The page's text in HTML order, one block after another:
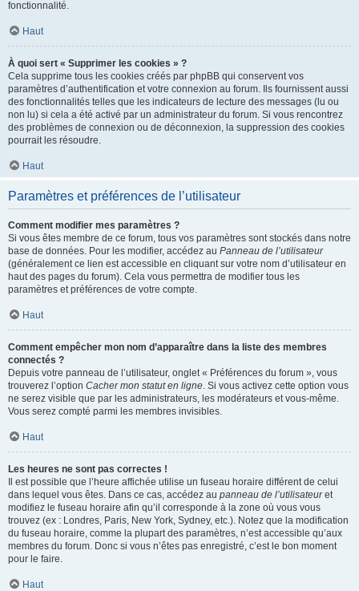
fonctionnalité.
Haut
À quoi sert « Supprimer les cookies » ?
Cela supprime tous les cookies créés par phpBB qui conservent vos
paramètres d’authentification et votre connexion au forum. Ils fournissent aussi
des fonctionnalités telles que les indicateurs de lecture des messages (lu ou
non lu) si cela a été activé par un administrateur du forum. Si vous rencontrez
des problèmes de connexion ou de déconnexion, la suppression des cookies
pourrait les résoudre.
Haut
Paramètres et préférences de l’utilisateur
Comment modifier mes paramètres ?
Si vous êtes membre de ce forum, tous vos paramètres sont stockés dans notre
base de données. Pour les modifier, accédez au Panneau de l’utilisateur
(généralement ce lien est accessible en cliquant sur votre nom d’utilisateur en
haut des pages du forum). Cela vous permettra de modifier tous les
paramètres et préférences de votre compte.
Haut
Comment empêcher mon nom d’apparaître dans la liste des membres
connectés ?
Depuis votre panneau de l’utilisateur, onglet « Préférences du forum », vous
trouverez l’option Cacher mon statut en ligne. Si vous activez cette option vous
ne serez visible que par les administrateurs, les modérateurs et vous-même.
Vous serez compté parmi les membres invisibles.
Haut
Les heures ne sont pas correctes !
Il est possible que l’heure affichée utilise un fuseau horaire différent de celui
dans lequel vous êtes. Dans ce cas, accédez au panneau de l’utilisateuret
modifiez le fuseau horaire afin qu’il corresponde à la zone où vous vous
trouvez (ex : Londres, Paris, New York, Sydney, etc.). Notez que la modification
du fuseau horaire, comme la plupart des paramètres, n’est accessible qu’aux
membres du forum. Donc si vous n’êtes pas enregistré, c’est le bon moment
pour le faire.
Haut